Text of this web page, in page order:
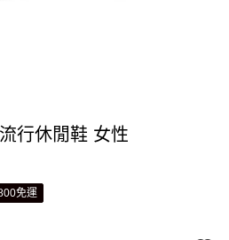
行休閒鞋 女性
免運